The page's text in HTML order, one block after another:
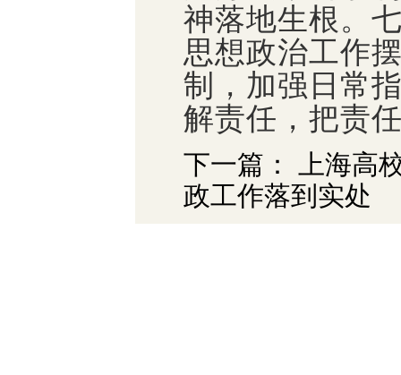
神落地生根。
思想政治工作
制，加强日常
解责任，把责
下一篇： 上海高
政工作落到实处